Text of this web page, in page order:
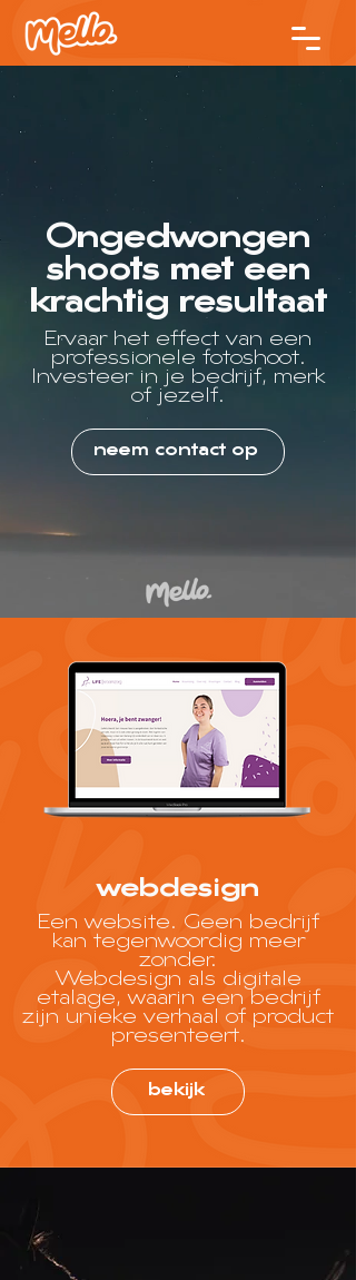
Ongedwongen
shoots met een
krachtig resultaat
Ervaar het effect van een
professionele fotoshoot.
Investeer in je bedrijf, merk
of jezelf.
neem contact op
webdesign
Een website. Geen bedrijf
kan tegenwoordig meer
zonder.
Webdesign als digitale
etalage, waarin een bedrijf
zijn unieke verhaal of product
presenteert.
bekijk